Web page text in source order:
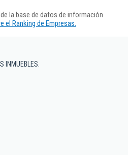
la base de datos de información
Ranking de Empresas.
INMUEBLES.